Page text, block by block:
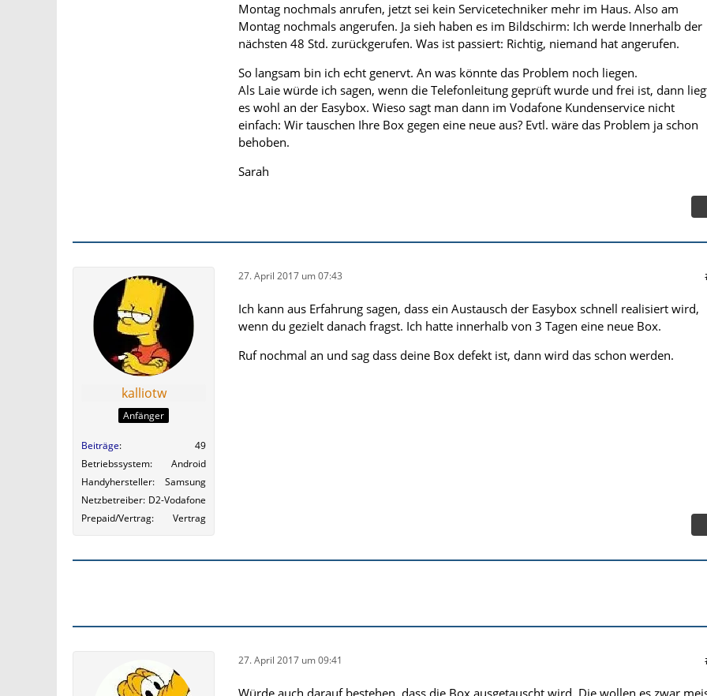
Montag nochmals anrufen, jetzt sei kein Servicetechniker mehr im Haus. Also am
Montag nochmals angerufen. Ja sieh haben es im Bildschirm: Ich werde Innerhalb der
nächsten 48 Std. zurückgerufen. Was ist passiert: Richtig, niemand hat angerufen.
So langsam bin ich echt genervt. An was könnte das Problem noch liegen.
Als Laie würde ich sagen, wenn die Telefonleitung geprüft wurde und frei ist, dann
es wohl an der Easybox. Wieso sagt man dann im Vodafone Kundenservice nicht
einfach: Wir tauschen Ihre Box gegen eine neue aus? Evtl. wäre das Problem ja schon
behoben.
Sarah
kalliotw
Anfänger
Beiträge
49
Betriebssystem
Android
Handyhersteller
Samsung
Netzbetreiber D2-Vodafone
Prepaid/Vertrag
Vertrag
27. April 2017 um 07:43
Ich kann aus Erfahrung sagen, dass ein Austausch der Easybox schnell realisiert wird,
wenn du gezielt danach fragst. Ich hatte innerhalb von 3 Tagen eine neue Box.
Ruf nochmal an und sag dass deine Box defekt ist, dann wird das schon werden.
27. April 2017 um 09:41